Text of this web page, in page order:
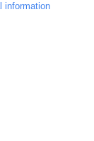
information